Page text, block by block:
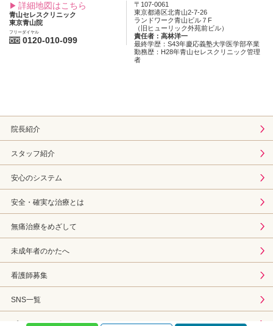
詳細地図はこちら
青山セレスクリニック
東京青山院
フリーダイヤル
0120-010-099
〒107-0061
東京都港区北青山2-7-26
ランドワーク青山ビル７F
（旧ヒューリック外苑前ビル）
責任者：高林洋一
最終学歴：S43年慶応義塾大学医学部卒業
勤務歴：H28年青山セレスクリニック管理
者
院長紹介
スタッフ紹介
安心のシステム
安全・確実な治療とは
無痛治療をめざして
未成年者のかたへ
看護師募集
SNS一覧
プライバシーポリシー